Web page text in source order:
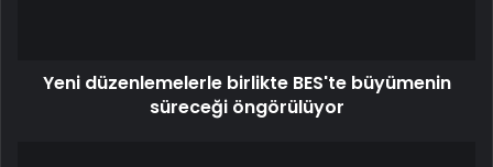
Yeni düzenlemelerle birlikte BES'te büyümenin
süreceği öngörülüyor